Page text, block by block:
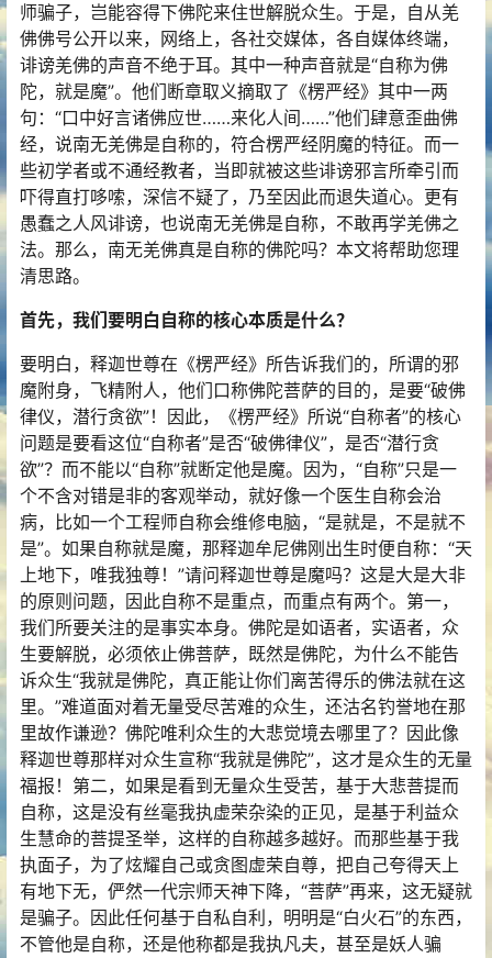
师骗子，岂能容得下佛陀来住世解脱众生。于是，自从羌
佛佛号公开以来，网络上，各社交媒体，各自媒体终端，
诽谤羌佛的声音不绝于耳。其中一种声音就是“自称为佛
陀，就是魔”。他们断章取义摘取了《楞严经》其中一两
句：“口中好言诸佛应世……来化人间……”他们肆意歪曲佛
经，说南无羌佛是自称的，符合楞严经阴魔的特征。而一
些初学者或不通经教者，当即就被这些诽谤邪言所牵引而
吓得直打哆嗦，深信不疑了，乃至因此而退失道心。更有
愚蠢之人风诽谤，也说南无羌佛是自称，不敢再学羌佛之
法。那么，南无羌佛真是自称的佛陀吗？本文将帮助您理
清思路。
首先，我们要明白自称的核心本质是什么？
要明白，释迦世尊在《楞严经》所告诉我们的，所谓的邪
魔附身，飞精附人，他们口称佛陀菩萨的目的，是要“破佛
律仪，潜行贪欲”！因此，《楞严经》所说“自称者”的核心
问题是要看这位“自称者”是否“破佛律仪”，是否“潜行贪
欲”？而不能以“自称”就断定他是魔。因为，“自称”只是一
个不含对错是非的客观举动，就好像一个医生自称会治
病，比如一个工程师自称会维修电脑，“是就是，不是就不
是”。如果自称就是魔，那释迦牟尼佛刚出生时便自称：“天
上地下，唯我独尊！”请问释迦世尊是魔吗？这是大是大非
的原则问题，因此自称不是重点，而重点有两个。第一，
我们所要关注的是事实本身。佛陀是如语者，实语者，众
生要解脱，必须依止佛菩萨，既然是佛陀，为什么不能告
诉众生“我就是佛陀，真正能让你们离苦得乐的佛法就在这
里。”难道面对着无量受尽苦难的众生，还沽名钓誉地在那
里故作谦逊？佛陀唯利众生的大悲觉境去哪里了？因此像
释迦世尊那样对众生宣称“我就是佛陀”，这才是众生的无量
福报！第二，如果是看到无量众生受苦，基于大悲菩提而
自称，这是没有丝毫我执虚荣杂染的正见，是基于利益众
生慧命的菩提圣举，这样的自称越多越好。而那些基于我
执面子，为了炫耀自己或贪图虚荣自尊，把自己夸得天上
有地下无，俨然一代宗师天神下降，“菩萨”再来，这无疑就
是骗子。因此任何基于自私自利，明明是“白火石”的东西，
不管他是自称，还是他称都是我执凡夫，甚至是妖人骗